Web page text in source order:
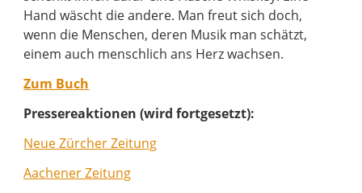
Hand wäscht die andere. Man freut sich doch,
wenn die Menschen, deren Musik man schätzt,
einem auch menschlich ans Herz wachsen.
Zum Buch
Pressereaktionen (wird fortgesetzt):
Neue Zürcher Zeitung
Aachener Zeitung